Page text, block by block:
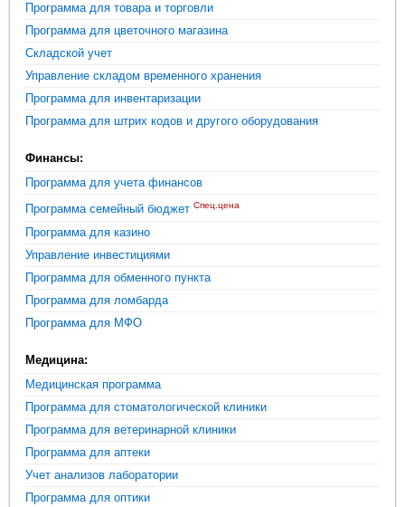
Программа для товара и торговли
Программа для цветочного магазина
Складской учет
Управление складом временного хранения
Программа для инвентаризации
Программа для штрих кодов и другого оборудования
Финансы:
Программа для учета финансов
Программа семейный бюджет Спец.цена
Программа для казино
Управление инвестициями
Программа для обменного пункта
Программа для ломбарда
Программа для МФО
Медицина:
Медицинская программа
Программа для стоматологической клиники
Программа для ветеринарной клиники
Программа для аптеки
Учет анализов лаборатории
Программа для оптики